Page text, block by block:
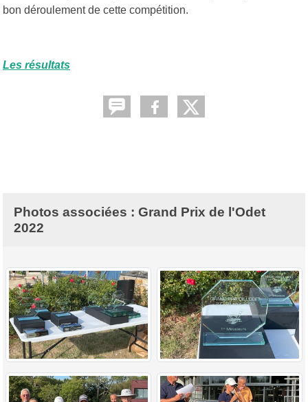
bon déroulement de cette compétition.
Les résultats
Photos associées : Grand Prix de l'Odet
2022